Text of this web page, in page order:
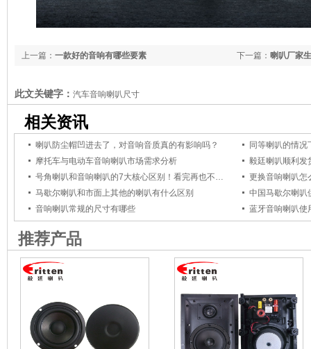
下一篇： 喇叭厂家
上一篇： 一款好的音响有哪些要素
此文关键字： 汽车音响喇叭尺寸
相关资讯
喇叭防尘帽凹进去了，对音响音质真的有影响吗？
同等喇叭的情
摩托车与电动车音响喇叭市场需求分析
毅廷喇叭顺利发
号角喇叭和音响喇叭的7大核心区别！看完再也不选错
更换音响喇叭怎
马歇尔喇叭和市面上其他的喇叭有什么区别
中国马歇尔喇叭
音响喇叭常规的尺寸有哪些
蓝牙音响喇叭使
推荐产品